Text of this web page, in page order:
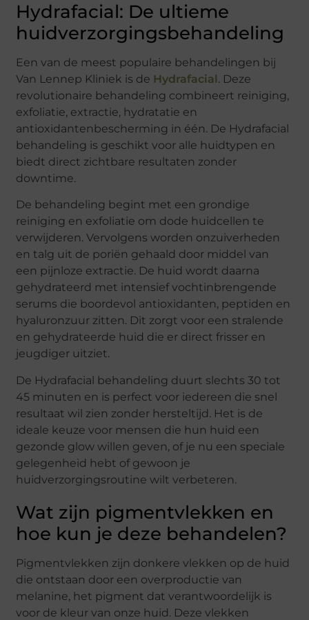
Hydrafacial: De ultieme
huidverzorgingsbehandeling
Een van de meest populaire behandelingen bij
Van Lennep Kliniek is de Hydrafacial. Deze
revolutionaire behandeling combineert reiniging,
exfoliatie, extractie, hydratatie en
antioxidantenbescherming in één. De Hydrafacial
behandeling is geschikt voor alle huidtypen en
biedt direct zichtbare resultaten zonder
downtime.
De behandeling begint met een grondige
reiniging en exfoliatie om dode huidcellen te
verwijderen. Vervolgens worden onzuiverheden
en talg uit de poriën gehaald door middel van
een pijnloze extractie. De huid wordt daarna
gehydrateerd met intensief vochtinbrengende
serums die boordevol antioxidanten, peptiden en
hyaluronzuur zitten. Dit zorgt voor een stralende
en gehydrateerde huid die er direct frisser en
jeugdiger uitziet.
De Hydrafacial behandeling duurt slechts 30 tot
45 minuten en is perfect voor iedereen die snel
resultaat wil zien zonder hersteltijd. Het is de
ideale keuze voor mensen die hun huid een
gezonde glow willen geven, of je nu een speciale
gelegenheid hebt of gewoon je
huidverzorgingsroutine wilt verbeteren.
Wat zijn pigmentvlekken en
hoe kun je deze behandelen?
Pigmentvlekken zijn donkere vlekken op de huid
die ontstaan door een overproductie van
melanine, het pigment dat verantwoordelijk is
voor de kleur van onze huid. Deze vlekken